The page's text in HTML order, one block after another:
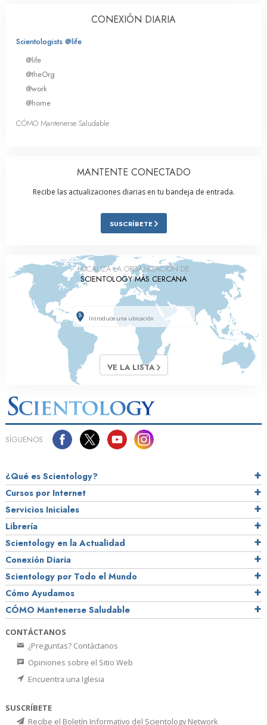
CONEXIÓN DIARIA
Scientologists @life
@life
@theOrg
@work
@home
CÓMO Mantenerse Saludable
MANTENTE CONECTADO
Recibe las actualizaciones diarias en tu bandeja de entrada.
SUSCRÍBETE
LOCALIZA LA ORGANIZACIÓN DE
SCIENTOLOGY MÁS CERCANA
VE LA LISTA
SÍGUENOS
¿Qué es Scientology?
Cursos por Internet
Servicios Iniciales
Librería
Scientology en la Actualidad
Conexión Diaria
Scientology por Todo el Mundo
Cómo Ayudamos
CÓMO Mantenerse Saludable
CONTÁCTANOS
¿Preguntas? Contáctanos
Opiniones sobre el Sitio Web
Encuentra una Iglesia
SUSCRÍBETE
Recibe el Boletín Informativo del Scientology Network